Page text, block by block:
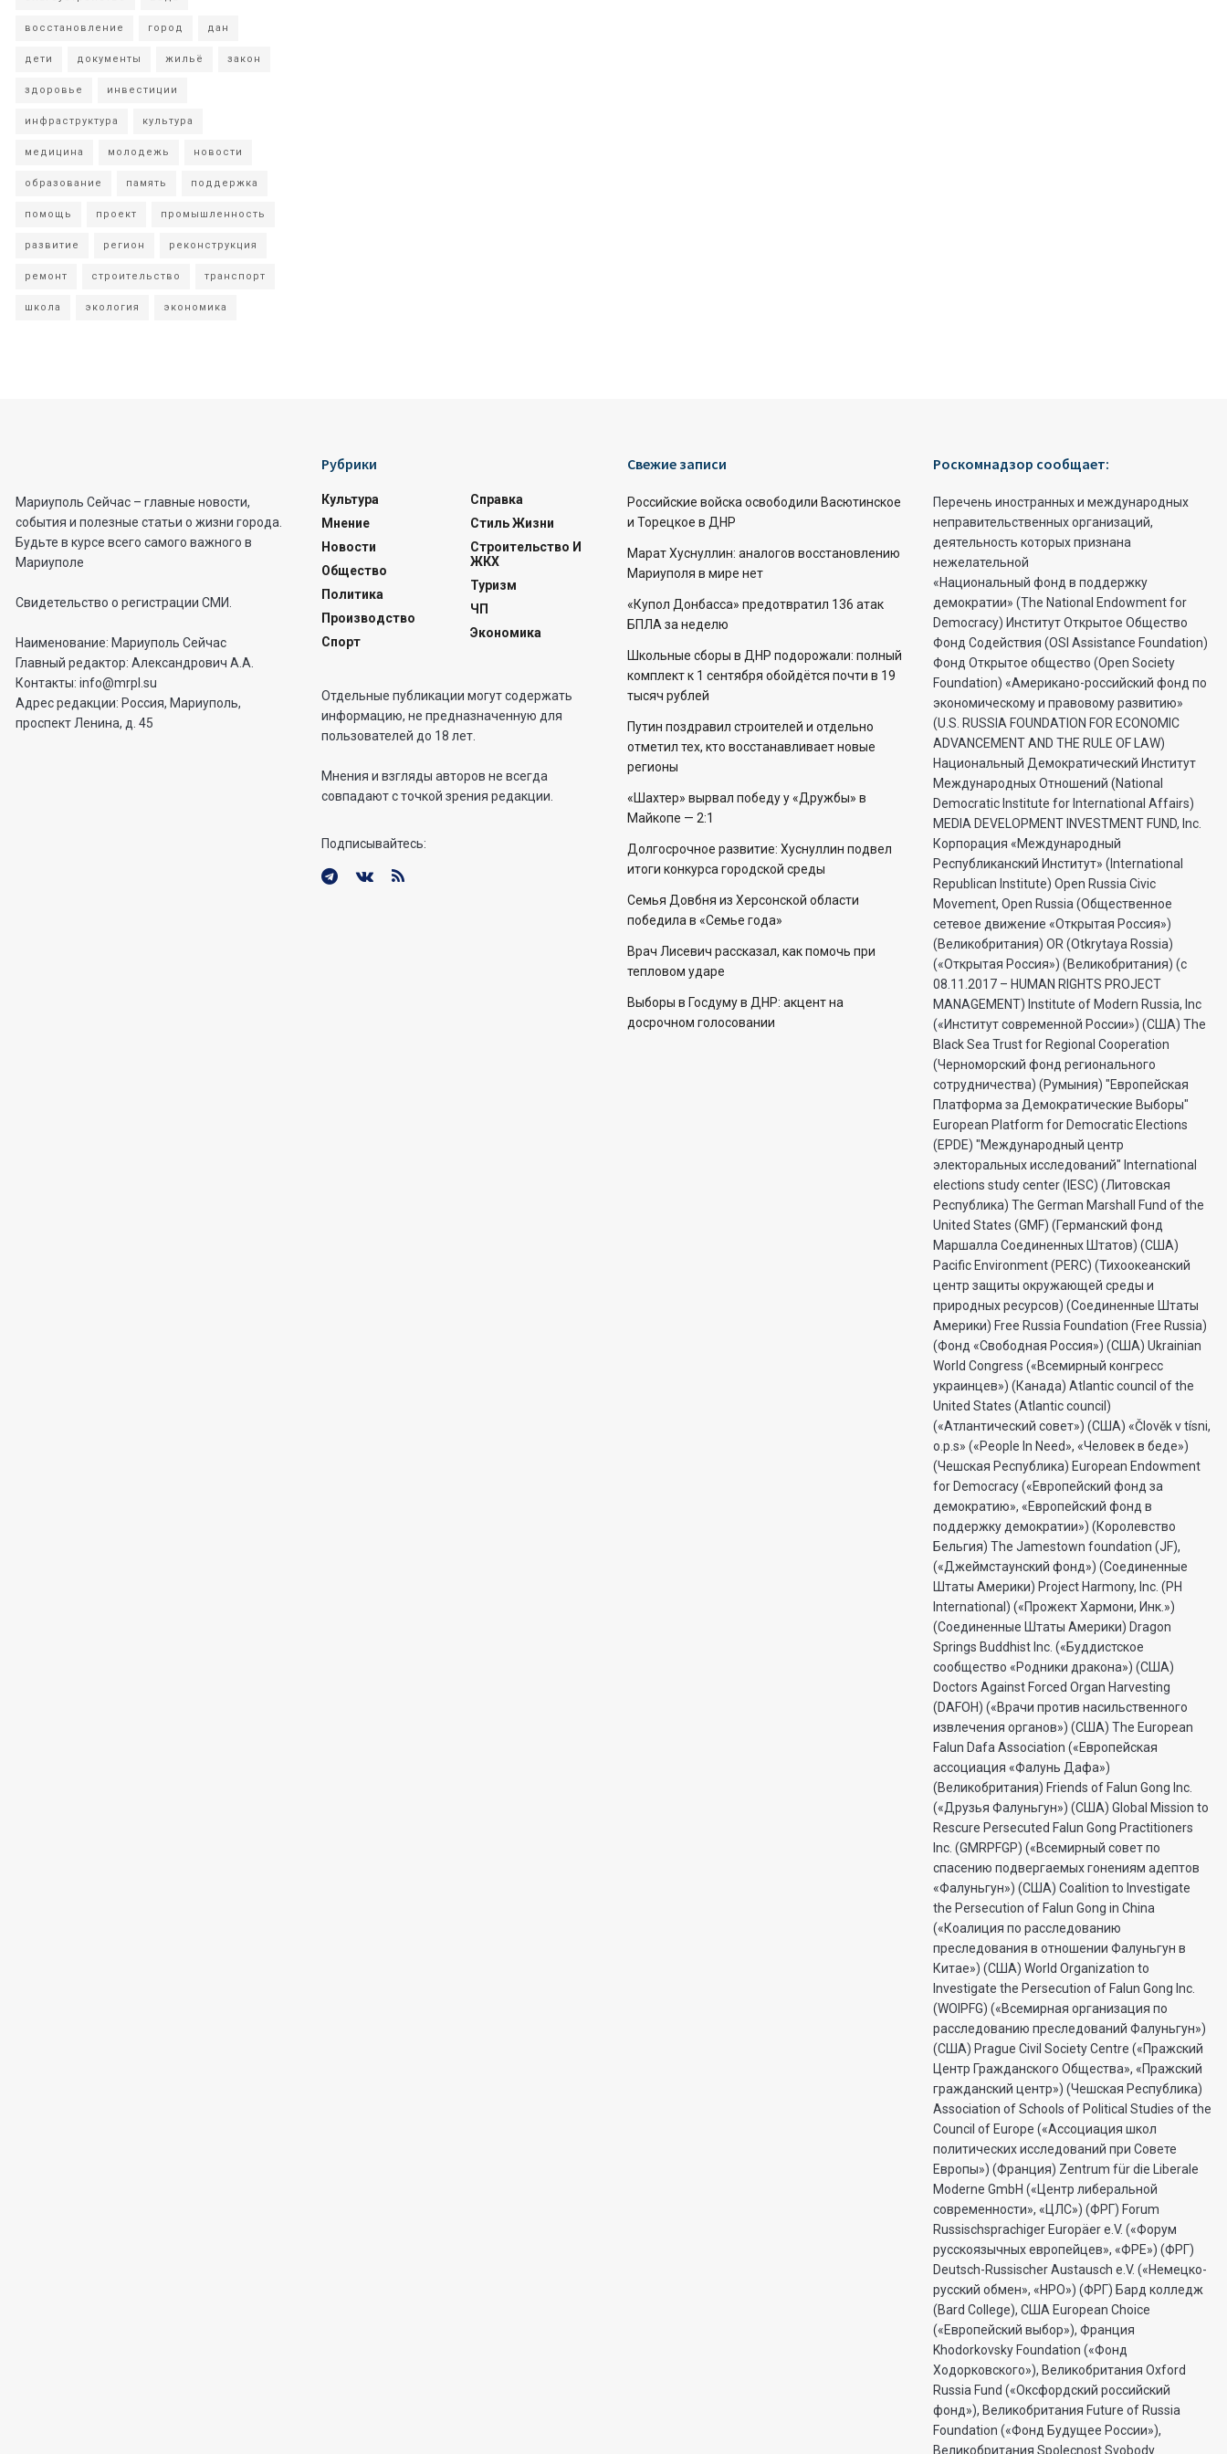
восстановление город дан
дети документы жильё закон
здоровье инвестиции
инфраструктура культура
медицина молодежь новости
образование память поддержка
помощь проект промышленность
развитие регион реконструкция
ремонт строительство транспорт
школа экология экономика
Мариуполь Сейчас – главные новости,
события и полезные статьи о жизни города.
Будьте в курсе всего самого важного в
Мариуполе
Свидетельство о регистрации СМИ.
Наименование: Мариуполь Сейчас
Главный редактор: Александрович А.А.
Контакты: info@mrpl.su
Адрес редакции: Россия, Мариуполь,
проспект Ленина, д. 45
Рубрики
Культура
Мнение
Новости
Общество
Политика
Производство
Спорт
Справка
Стиль Жизни
Строительство И
ЖКХ
Туризм
ЧП
Экономика
Отдельные публикации могут содержать
информацию, не предназначенную для
пользователей до 18 лет.
Мнения и взгляды авторов не всегда
совпадают с точкой зрения редакции.
Подписывайтесь:
Свежие записи
Российские войска освободили Васютинское
и Торецкое в ДНР
Марат Хуснуллин: аналогов восстановлению
Мариуполя в мире нет
«Купол Донбасса» предотвратил 136 атак
БПЛА за неделю
Школьные сборы в ДНР подорожали: полный
комплект к 1 сентября обойдётся почти в 19
тысяч рублей
Путин поздравил строителей и отдельно
отметил тех, кто восстанавливает новые
регионы
«Шахтер» вырвал победу у «Дружбы» в
Майкопе — 2:1
Долгосрочное развитие: Хуснуллин подвел
итоги конкурса городской среды
Семья Довбня из Херсонской области
победила в «Семье года»
Врач Лисевич рассказал, как помочь при
тепловом ударе
Выборы в Госдуму в ДНР: акцент на
досрочном голосовании
Роскомнадзор сообщает:
Перечень иностранных и международных
неправительственных организаций,
деятельность которых признана
нежелательной
«Национальный фонд в поддержку
демократии» (The National Endowment for
Democracy) Институт Открытое Общество
Фонд Содействия (OSI Assistance Foundation)
Фонд Открытое общество (Open Society
Foundation) «Американо-российский фонд по
экономическому и правовому развитию»
(U.S. RUSSIA FOUNDATION FOR ECONOMIC
ADVANCEMENT AND THE RULE OF LAW)
Национальный Демократический Институт
Международных Отношений (National
Democratic Institute for International Affairs)
MEDIA DEVELOPMENT INVESTMENT FUND, Inc.
Корпорация «Международный
Республиканский Институт» (International
Republican Institute) Open Russia Civic
Movement, Open Russia (Общественное
сетевое движение «Открытая Россия»)
(Великобритания) OR (Otkrytaya Rossia)
(«Открытая Россия») (Великобритания) (с
08.11.2017 – HUMAN RIGHTS PROJECT
MANAGEMENT) Institute of Modern Russia, Inc
(«Институт современной России») (США) The
Black Sea Trust for Regional Cooperation
(Черноморский фонд регионального
сотрудничества) (Румыния) "Европейская
Платформа за Демократические Выборы"
European Platform for Democratic Elections
(EPDE) "Международный центр
электоральных исследований" International
elections study center (IESC) (Литовская
Республика) The German Marshall Fund of the
United States (GMF) (Германский фонд
Маршалла Соединенных Штатов) (США)
Pacific Environment (PERC) (Тихоокеанский
центр защиты окружающей среды и
природных ресурсов) (Соединенные Штаты
Америки) Free Russia Foundation (Free Russia)
(Фонд «Свободная Россия») (США) Ukrainian
World Congress («Всемирный конгресс
украинцев») (Канада) Atlantic council of the
United States (Atlantic council)
(«Атлантический совет») (США) «Člověk v tísni,
o.p.s» («People In Need», «Человек в беде»)
(Чешская Республика) European Endowment
for Democracy («Европейский фонд за
демократию», «Европейский фонд в
поддержку демократии») (Королевство
Бельгия) The Jamestown foundation (JF),
(«Джеймстаунский фонд») (Соединенные
Штаты Америки) Project Harmony, Inc. (PH
International) («Прожект Хармони, Инк.»)
(Соединенные Штаты Америки) Dragon
Springs Buddhist Inc. («Буддистское
сообщество «Родники дракона») (США)
Doctors Against Forced Organ Harvesting
(DAFOH) («Врачи против насильственного
извлечения органов») (США) The European
Falun Dafa Association («Европейская
ассоциация «Фалунь Дафа»)
(Великобритания) Friends of Falun Gong Inc.
(«Друзья Фалуньгун») (США) Global Mission to
Rescure Persecuted Falun Gong Practitioners
Inc. (GMRPFGP) («Всемирный совет по
спасению подвергаемых гонениям адептов
«Фалуньгун») (США) Coalition to Investigate
the Persecution of Falun Gong in China
(«Коалиция по расследованию
преследования в отношении Фалуньгун в
Китае») (США) World Organization to
Investigate the Persecution of Falun Gong Inc.
(WOIPFG) («Всемирная организация по
расследованию преследований Фалуньгун»)
(США) Prague Civil Society Centre («Пражский
Центр Гражданского Общества», «Пражский
гражданский центр») (Чешская Республика)
Association of Schools of Political Studies of the
Council of Europe («Ассоциация школ
политических исследований при Совете
Европы») (Франция) Zentrum für die Liberale
Moderne GmbH («Центр либеральной
современности», «ЦЛС») (ФРГ) Forum
Russischsprachiger Europäer e.V. («Форум
русскоязычных европейцев», «ФРЕ») (ФРГ)
Deutsch-Russischer Austausch e.V. («Немецко-
русский обмен», «НРО») (ФРГ) Бард колледж
(Bard College), США European Choice
(«Европейский выбор»), Франция
Khodorkovsky Foundation («Фонд
Ходорковского»), Великобритания Oxford
Russia Fund («Оксфордский российский
фонд»), Великобритания Future of Russia
Foundation («Фонд Будущее России»),
Великобритания Spolecnost Svobody